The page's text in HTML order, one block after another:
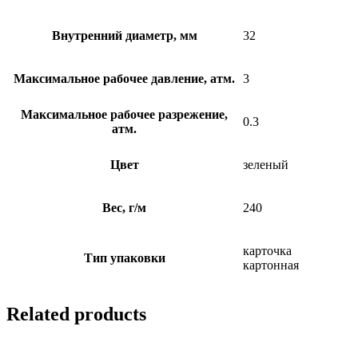
Внутренний диаметр, мм 32
Максимальное рабочее давление, атм. 3
Максимальное рабочее разрежение,
атм.
0.3
Цвет зеленый
Вес, г/м 240
Тип упаковки
карточка
картонная
Related products